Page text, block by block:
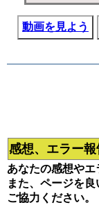
動画を見よう
感想、エラー
あなたの感想や
また、ページを良
ご協力ください。